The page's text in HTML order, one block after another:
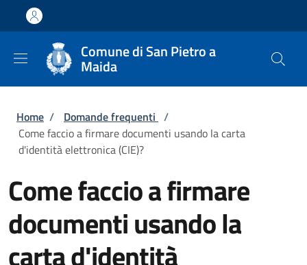
Salta al contenuto principale
Skip to footer content
Comune di San Pietro a
Maida
Briciole di pane
Home / Domande frequenti /
Come faccio a firmare documenti usando la carta
d'identità elettronica (CIE)?
Come faccio a firmare
documenti usando la
carta d'identità